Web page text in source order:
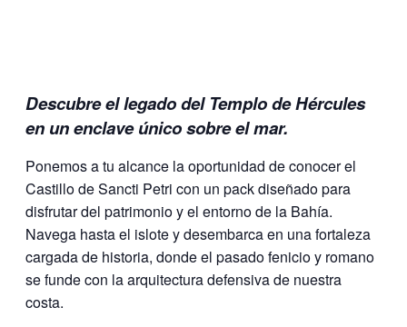
Descubre el legado del Templo de Hércules
en un enclave único sobre el mar.
Ponemos a tu alcance la oportunidad de conocer el
Castillo de Sancti Petri con un pack diseñado para
disfrutar del patrimonio y el entorno de la Bahía.
Navega hasta el islote y desembarca en una fortaleza
cargada de historia, donde el pasado fenicio y romano
se funde con la arquitectura defensiva de nuestra
costa.